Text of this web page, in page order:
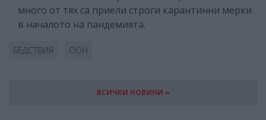
много от тях са приели строги карантинни мерки
в началото на пандемията.
БЕДСТВИЯ ООН
ВСИЧКИ НОВИНИ »